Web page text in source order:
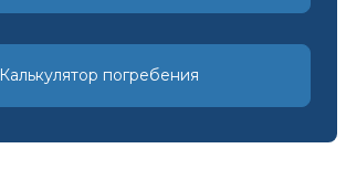
Калькулятор погребения